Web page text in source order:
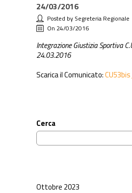
24/03/2016
Posted by Segreteria Regionale
On 24/03/2016
Integrazione Giustizia Sportiva
24.03.2016
Scarica il Comunicato:
Cerca
Ottobre 2023